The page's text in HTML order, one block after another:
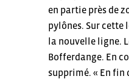
en partie près de
pylônes. Sur cette
la nouvelle ligne.
Bofferdange. En
supprimé. « En